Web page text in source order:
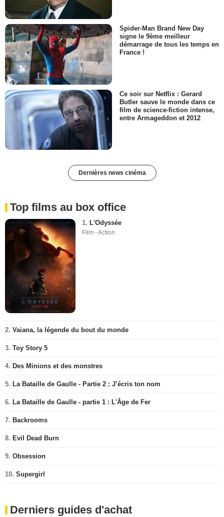
Spider-Man Brand New Day
signe le 9ème meilleur
démarrage de tous les temps en
France !
Ce soir sur Netflix : Gerard
Butler sauve le monde dans ce
film de science-fiction intense,
entre Armageddon et 2012
Dernières news cinéma
Top films au box office
1. L'Odyssée
Film - Action
2. Vaiana, la légende du bout du monde
3. Toy Story 5
4. Des Minions et des monstres
5. La Bataille de Gaulle - Partie 2 : J’écris ton nom
6. La Bataille de Gaulle - partie 1 : L'Âge de Fer
7. Backrooms
8. Evil Dead Burn
9. Obsession
10. Supergirl
Derniers guides d'achat